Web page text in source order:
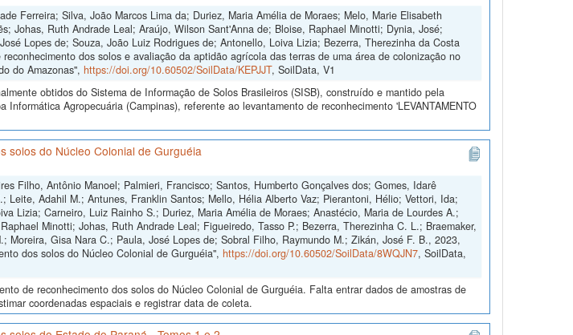
Ferreira; Silva, João Marcos Lima da; Duriez, Maria Amélia de Moraes; Melo, Marie Elisabeth
Johas, Ruth Andrade Leal; Araújo, Wilson Sant'Anna de; Bloise, Raphael Minotti; Dynia, José;
Lopes de; Souza, João Luiz Rodrigues de; Antonello, Loiva Lizia; Bezerra, Therezinha da Costa
dos solos e avaliação da aptidão agrícola das terras de uma área de colonização no
do Amazonas", https://doi.org/10.60502/SoilData/KEPJJT, SoilData, V1
obtidos do Sistema de Informação de Solos Brasileiros (SISB), construído e mantido pela
Informática Agropecuária (Campinas), referente ao levantamento de reconhecimento 'LEVANTAMENTO
solos do Núcleo Colonial de Gurguéia
Filho, Antônio Manoel; Palmieri, Francisco; Santos, Humberto Gonçalves dos; Gomes, Idarê
Leite, Adahil M.; Antunes, Franklin Santos; Mello, Hélia Alberto Vaz; Pierantoni, Hélio; Vettori, Ida;
Lizia; Carneiro, Luiz Rainho S.; Duriez, Maria Amélia de Moraes; Anastécio, Maria de Lourdes A.;
Minotti; Johas, Ruth Andrade Leal; Figueiredo, Tasso P.; Bezerra, Therezinha C. L.; Braemaker,
Moreira, Gisa Nara C.; Paula, José Lopes de; Sobral Filho, Raymundo M.; Zikán, José F. B., 2023,
dos solos do Núcleo Colonial de Gurguéia", https://doi.org/10.60502/SoilData/8WQJN7, SoilData,
de reconhecimento dos solos do Núcleo Colonial de Gurguéia. Falta entrar dados de amostras de
coordenadas espaciais e registrar data de coleta.